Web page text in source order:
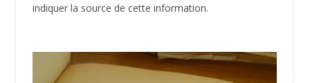
indiquer la source de cette information.